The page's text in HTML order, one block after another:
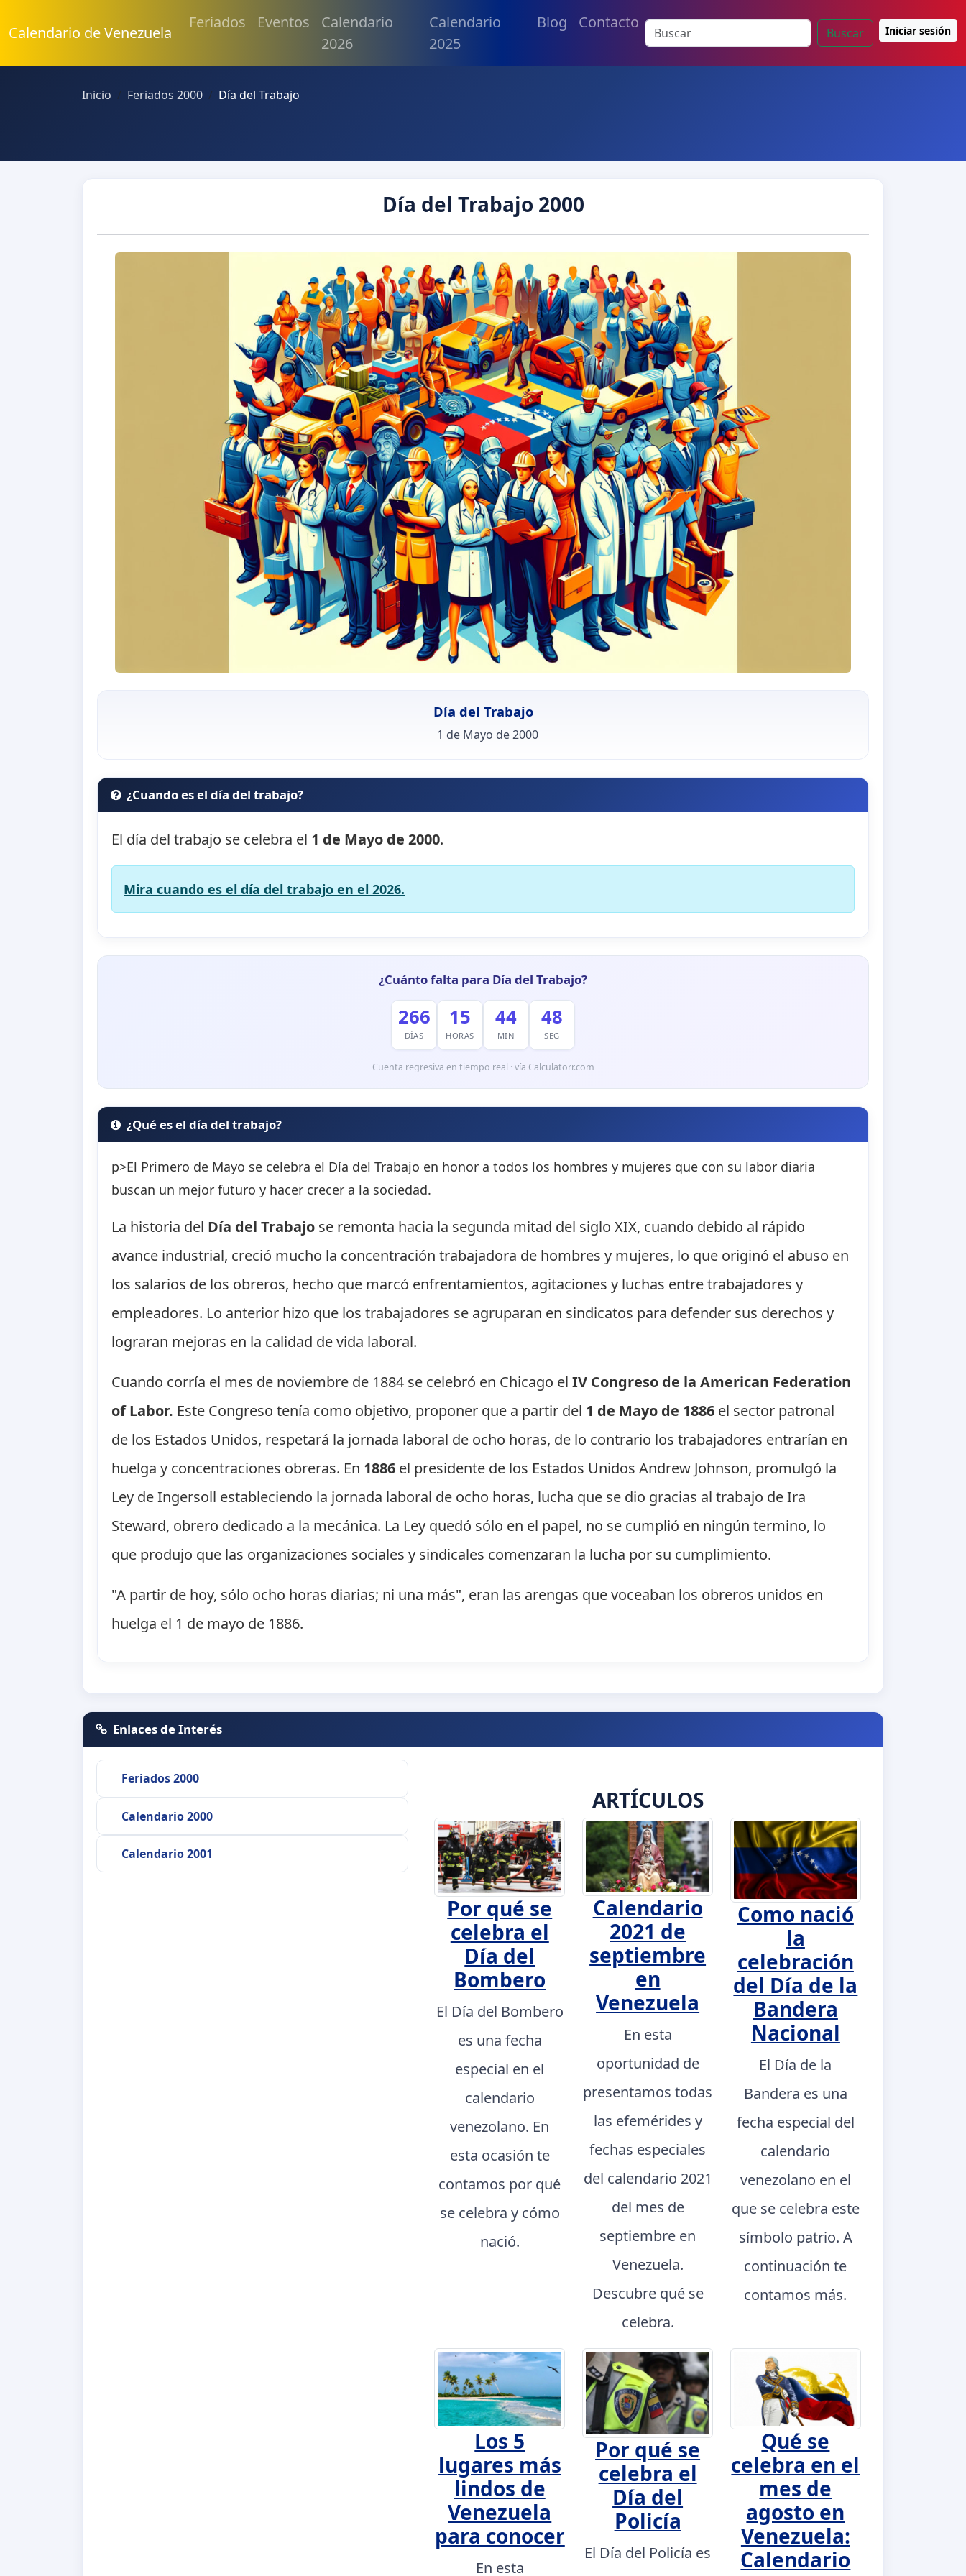
Calendario de Venezuela
Feriados Eventos
Calendario
2026
Calendario
2025
Blog Contacto
Buscar Iniciar sesión
Inicio Feriados 2000 Día del Trabajo
Día del Trabajo 2000
Día del Trabajo
1 de Mayo de 2000
¿Cuando es el día del trabajo?
El día del trabajo se celebra el 1 de Mayo de 2000.
Mira cuando es el día del trabajo en el 2026.
¿Cuánto falta para Día del Trabajo?
266
DÍAS
15
HORAS
44
MIN
45
SEG
Cuenta regresiva en tiempo real · vía Calculatorr.com
¿Qué es el día del trabajo?
p>El Primero de Mayo se celebra el Día del Trabajo en honor a todos los hombres y mujeres que con su labor diaria
buscan un mejor futuro y hacer crecer a la sociedad.
La historia del Día del Trabajo se remonta hacia la segunda mitad del siglo XIX, cuando debido al rápido
avance industrial, creció mucho la concentración trabajadora de hombres y mujeres, lo que originó el abuso en
los salarios de los obreros, hecho que marcó enfrentamientos, agitaciones y luchas entre trabajadores y
empleadores. Lo anterior hizo que los trabajadores se agruparan en sindicatos para defender sus derechos y
lograran mejoras en la calidad de vida laboral.
Cuando corría el mes de noviembre de 1884 se celebró en Chicago elIV Congreso de la American Federation
of Labor. Este Congreso tenía como objetivo, proponer que a partir del 1 de Mayo de 1886 el sector patronal
de los Estados Unidos, respetará la jornada laboral de ocho horas, de lo contrario los trabajadores entrarían en
huelga y concentraciones obreras. En 1886 el presidente de los Estados Unidos Andrew Johnson, promulgó la
Ley de Ingersoll estableciendo la jornada laboral de ocho horas, lucha que se dio gracias al trabajo de Ira
Steward, obrero dedicado a la mecánica. La Ley quedó sólo en el papel, no se cumplió en ningún termino, lo
que produjo que las organizaciones sociales y sindicales comenzaran la lucha por su cumplimiento.
"A partir de hoy, sólo ocho horas diarias; ni una más", eran las arengas que voceaban los obreros unidos en
huelga el 1 de mayo de 1886.
Enlaces de Interés
Feriados 2000
Calendario 2000
Calendario 2001
ARTÍCULOS
Por qué se
celebra el
Día del
Bombero
El Día del Bombero
es una fecha
especial en el
calendario
venezolano. En
esta ocasión te
contamos por qué
se celebra y cómo
nació.
Calendario
2021 de
septiembre
en
Venezuela
En esta
oportunidad de
presentamos todas
las efemérides y
fechas especiales
del calendario 2021
del mes de
septiembre en
Venezuela.
Descubre qué se
celebra.
Como nació
la
celebración
del Día de la
Bandera
Nacional
El Día de la
Bandera es una
fecha especial del
calendario
venezolano en el
que se celebra este
símbolo patrio. A
continuación te
contamos más.
Los 5
lugares más
lindos de
Venezuela
para conocer
En esta
Por qué se
celebra el
Día del
Policía
El Día del Policía es
Qué se
celebra en el
mes de
agosto en
Venezuela:
Calendario